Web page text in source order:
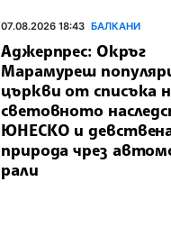
07.08.2026 18:43 БАЛКАНИ
Аджерпрес: Окръг
Марамуреш
църкви от списъка
световното
ЮНЕСКО и
природа чрез
рали